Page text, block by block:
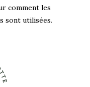
comment les
sont utilisées.